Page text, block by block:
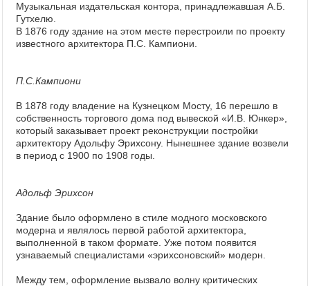
Музыкальная издательская контора, принадлежавшая А.Б.
Гутхелю.
В 1876 году здание на этом месте перестроили по проекту
известного архитектора П.С. Кампиони.
П.С.Кампиони
В 1878 году владение на Кузнецком Мосту, 16 перешло в
собственность торгового дома под вывеской «И.В. Юнкер»,
который заказывает проект реконструкции постройки
архитектору Адольфу Эрихсону. Нынешнее здание возвели
в период с 1900 по 1908 годы.
Адольф Эрихсон
Здание было оформлено в стиле модного московского
модерна и являлось первой работой архитектора,
выполненной в таком формате. Уже потом появится
узнаваемый специалистами «эрихсоновский» модерн.
Между тем, оформление вызвало волну критических